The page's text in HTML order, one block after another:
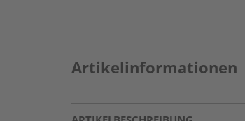
Artikelinformationen